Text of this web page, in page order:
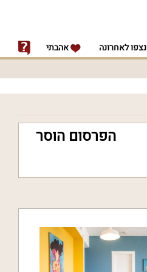
נצפו לאחרונה אהבתי
הפרסום הוסר